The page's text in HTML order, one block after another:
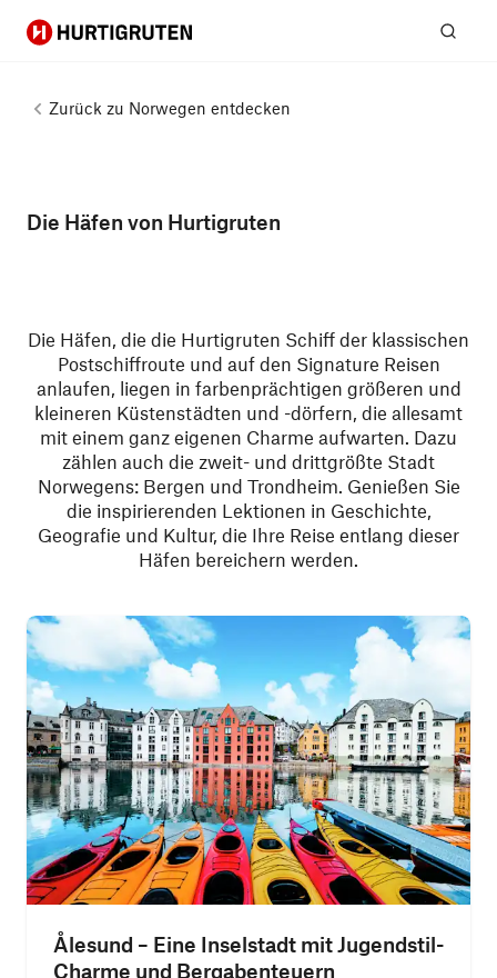
Hurtigruten
Zurück zu Norwegen entdecken
Die Häfen von Hurtigruten
Die Häfen, die die Hurtigruten Schiff der klassischen
Postschiffroute und auf den Signature Reisen
anlaufen, liegen in farbenprächtigen größeren und
kleineren Küstenstädten und -dörfern, die allesamt
mit einem ganz eigenen Charme aufwarten. Dazu
zählen auch die zweit- und drittgrößte Stadt
Norwegens: Bergen und Trondheim. Genießen Sie
die inspirierenden Lektionen in Geschichte,
Geografie und Kultur, die Ihre Reise entlang dieser
Häfen bereichern werden.
Ålesund – Eine Inselstadt mit Jugendstil-
Charme und Bergabenteuern